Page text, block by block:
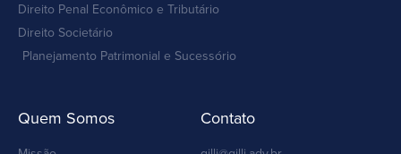
Direito Penal Econômico e Tributário
Direito Societário
Planejamento Patrimonial e Sucessório
Quem Somos Contato